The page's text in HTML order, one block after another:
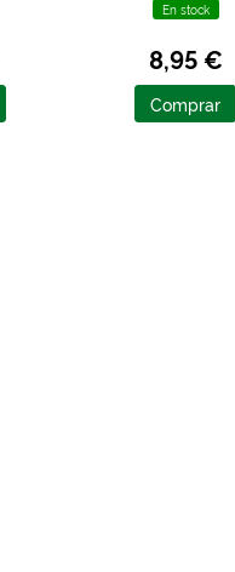
En stock
8,95 €
Comprar